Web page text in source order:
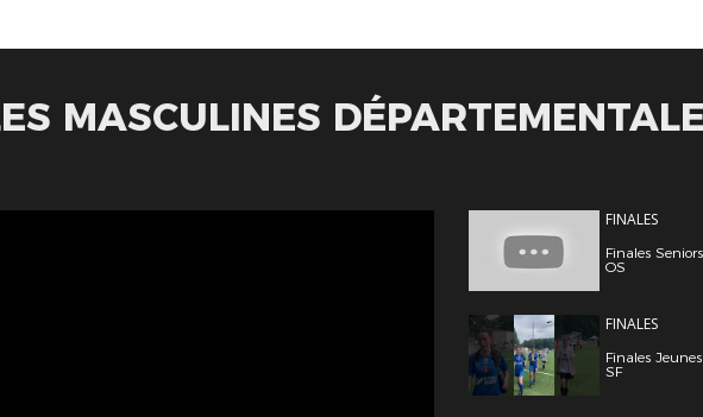
MASCULINES
FINALES
Finales
OS
FINALES
Finales
SF